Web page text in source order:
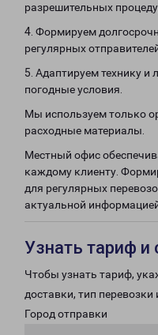
разрешительных
4. Формируем
регулярных
5. Адаптируем технику и
погодные условия.
Мы используем только
расходные материалы.
Местный офис
каждому клиенту.
для регулярных
актуальной
Узнать тариф и
Чтобы узнать тариф,
доставки, тип перевозки
Город отправки